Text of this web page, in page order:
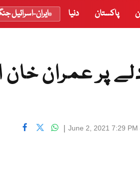
پاکستان دنیا ایران-اسرائیل
پر عمران خان
June 2, 2021 7:29 PM
|